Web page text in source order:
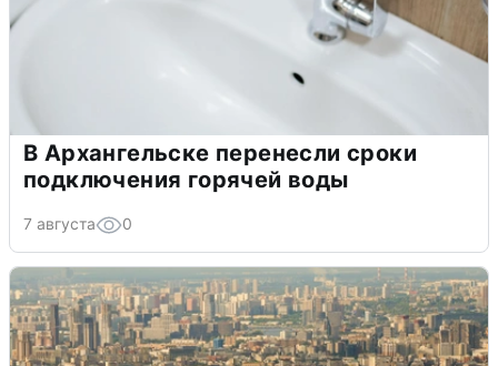
В Архангельске перенесли сроки
подключения горячей воды
7 августа 0